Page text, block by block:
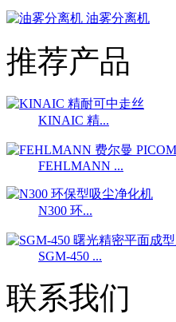
油雾分离机
推荐产品
KINAIC 精...
FEHLMANN ...
N300 环...
SGM-450 ...
联系我们